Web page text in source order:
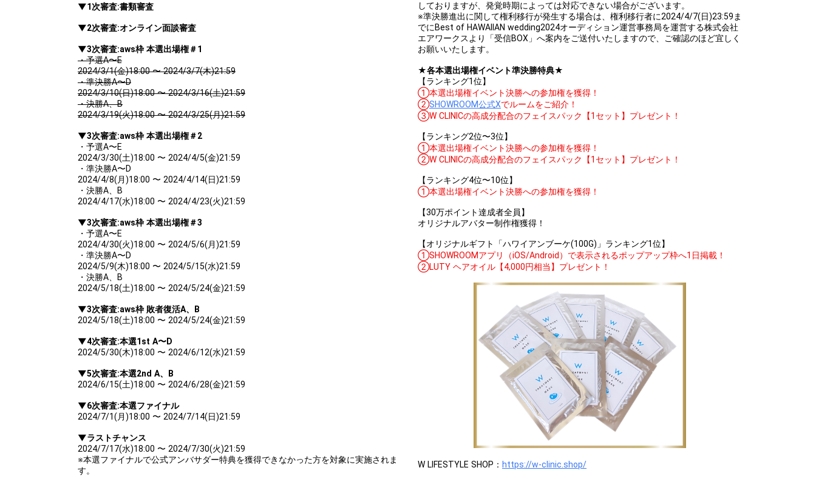
▼1次審査:書類審査
▼2次審査:オンライン面談審査
▼3次審査:aws枠 本選出場権＃1
・予選A〜E
2024/3/1(金)18:00 〜 2024/3/7(木)21:59
・準決勝A〜D
2024/3/10(日)18:00 〜 2024/3/16(土)21:59
・決勝A、B
2024/3/19(火)18:00 〜 2024/3/25(月)21:59
▼3次審査:aws枠 本選出場権＃2
・予選A〜E
2024/3/30(土)18:00 〜 2024/4/5(金)21:59
・準決勝A〜D
2024/4/8(月)18:00 〜 2024/4/14(日)21:59
・決勝A、B
2024/4/17(水)18:00 〜 2024/4/23(火)21:59
▼3次審査:aws枠 本選出場権＃3
・予選A〜E
2024/4/30(火)18:00 〜 2024/5/6(月)21:59
・準決勝A〜D
2024/5/9(木)18:00 〜 2024/5/15(水)21:59
・決勝A、B
2024/5/18(土)18:00 〜 2024/5/24(金)21:59
▼3次審査:aws枠 敗者復活A、B
2024/5/18(土)18:00 〜 2024/5/24(金)21:59
▼4次審査:本選1st A〜D
2024/5/30(木)18:00 〜 2024/6/12(水)21:59
▼5次審査:本選2nd A、B
2024/6/15(土)18:00 〜 2024/6/28(金)21:59
▼6次審査:本選ファイナル
2024/7/1(月)18:00 〜 2024/7/14(日)21:59
▼ラストチャンス
2024/7/17(水)18:00 〜 2024/7/30(火)21:59
※本選ファイナルで公式アンバサダー特典を獲得できなかった方を対象に実施されま
す。
しておりますが、発覚時期によっては対応できない場合がございます。
※準決勝進出に関して権利移行が発生する場合は、権利移行者に2024/4/7(日)23:59ま
でにBest of HAWAIIAN wedding2024オーディション運営事務局を運営する株式会社
エアワークスより「受信BOX」へ案内をご送付いたしますので、ご確認のほど宜しく
お願いいたします。
★各本選出場権イベント準決勝特典★
【ランキング1位】
①本選出場権イベント決勝への参加権を獲得！
②SHOWROOM公式Xでルームをご紹介！
③W CLINICの高成分配合のフェイスパック【1セット】プレゼント！
【ランキング2位〜3位】
①本選出場権イベント決勝への参加権を獲得！
②W CLINICの高成分配合のフェイスパック【1セット】プレゼント！
【ランキング4位〜10位】
①本選出場権イベント決勝への参加権を獲得！
【30万ポイント達成者全員】
オリジナルアバター制作権獲得！
【オリジナルギフト「ハワイアンブーケ(100G)」ランキング1位】
①SHOWROOMアプリ（iOS/Android）で表示されるポップアップ枠へ1日掲載！
②LUTY ヘアオイル【4,000円相当】プレゼント！
W LIFESTYLE SHOP： https://w-clinic.shop/